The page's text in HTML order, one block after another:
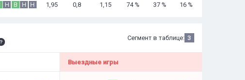
Н В Н Н 1,95 0,8 1,15 74 % 37 % 16 %
Сегмент в таблице: 3
Выездные игры